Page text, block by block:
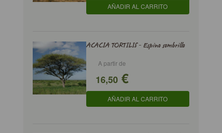
AÑADIR AL CARRITO
ACACIA TORTILIS - Espino sombrillo
A partir de
16,50€
AÑADIR AL CARRITO